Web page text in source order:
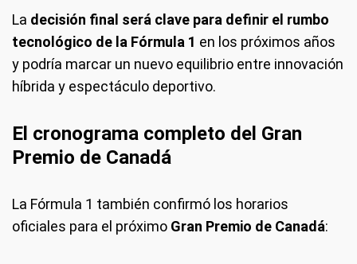
La decisión final será clave para definir el rumbo
tecnológico de la Fórmula 1 en los próximos años
y podría marcar un nuevo equilibrio entre innovación
híbrida y espectáculo deportivo.
El cronograma completo del Gran
Premio de Canadá
La Fórmula 1 también confirmó los horarios
oficiales para el próximo Gran Premio de Canadá: